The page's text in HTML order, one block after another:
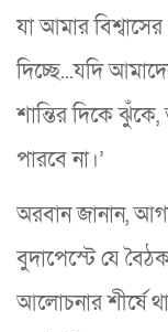
যা আমার
দিচ্ছে...যদি
শান্তির দিকে
পারবে না।’
অরবান জানান,
বুদাপেস্টে যে
আলোচনার শীর্ষে